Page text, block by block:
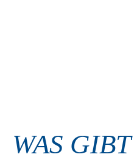
JONYX für
WAS